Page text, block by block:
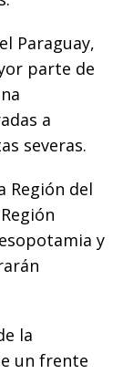
Paraguay,
parte de
a
severas.
Región del
y
la
un frente